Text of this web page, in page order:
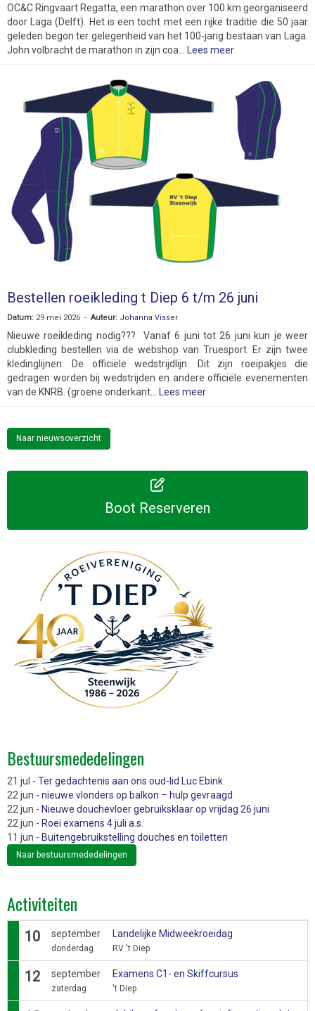
OC&C Ringvaart Regatta, een marathon over 100 km georganiseerd
door Laga (Delft). Het is een tocht met een rijke traditie die 50 jaar
geleden begon ter gelegenheid van het 100-jarig bestaan van Laga.
John volbracht de marathon in zijn coa...
Lees meer
Bestellen roeikleding t Diep 6 t/m 26 juni
Datum: 29 mei 2026 -Auteur: Johanna Visser
Nieuwe roeikleding nodig??? Vanaf 6 juni tot 26 juni kun je weer
clubkleding bestellen via de webshop van Truesport. Er zijn twee
kledinglijnen: De officiële wedstrijdlijn. Dit zijn roeipakjes die
gedragen worden bij wedstrijden en andere officiële evenementen
van de KNRB. (groene onderkant...
Lees meer
Naar nieuwsoverzicht
Boot Reserveren
Bestuursmededelingen
21 jul - Ter gedachtenis aan ons oud-lid Luc Ebink
22 jun - nieuwe vlonders op balkon – hulp gevraagd
22 jun - Nieuwe douchevloer gebruiksklaar op vrijdag 26 juni
22 jun - Roei examens 4 juli a.s.
11 jun - Buitengebruikstelling douches en toiletten
Naar bestuursmededelingen
Activiteiten
10 september
donderdag
Landelijke Midweekroeidag
RV 't Diep
12 september
zaterdag
Examens C1- en Skiffcursus
't Diep